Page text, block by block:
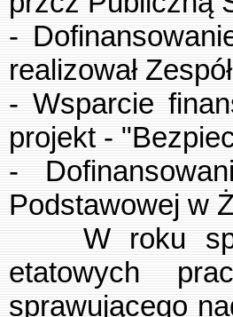
-
realizował
- Wsparcie
projekt -
-
Podstawowej w
W roku
etatowych
sprawującego